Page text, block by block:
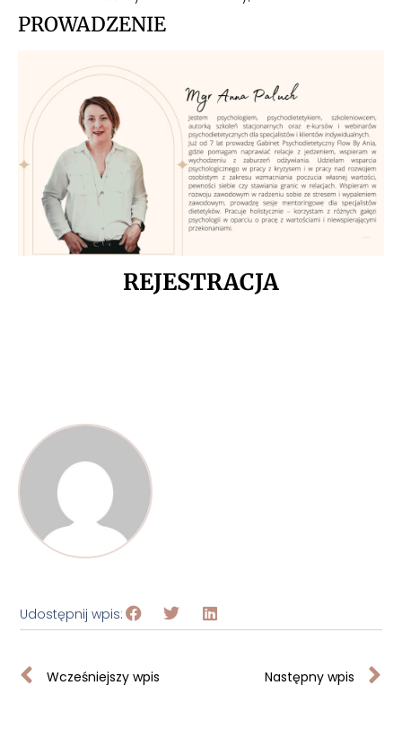
PROWADZENIE
REJESTRACJA
Udostępnij wpis:
Wcześniejszy wpis Następny wpis